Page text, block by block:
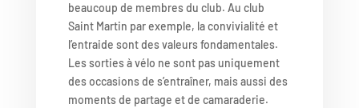
beaucoup de membres du club. Au club
Saint Martin par exemple, la convivialité et
l’entraide sont des valeurs fondamentales.
Les sorties à vélo ne sont pas uniquement
des occasions de s’entraîner, mais aussi des
moments de partage et de camaraderie.